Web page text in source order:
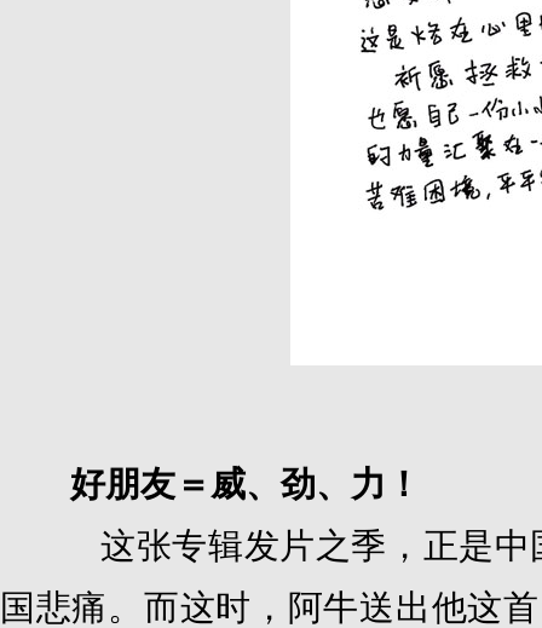
好朋友＝威、劲、力！
这张专辑发片之季，正是中
国悲痛。而这时，阿牛送出他这